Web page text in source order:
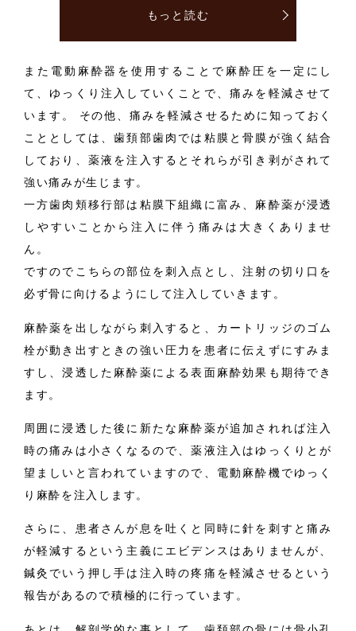
もっと読む
また電動麻酔器を使用することで麻酔圧を一定にし
て、ゆっくり注入していくことで、痛みを軽減させて
います。 その他、痛みを軽減させるために知っておく
こととしては、歯頚部歯肉では粘膜と骨膜が強く結合
しており、薬液を注入するとそれらが引き剥がされて
強い痛みが生じます。
一方歯肉頬移行部は粘膜下組織に富み、麻酔薬が浸透
しやすいことから注入に伴う痛みは大きくありませ
ん。
ですのでこちらの部位を刺入点とし、注射の切り口を
必ず骨に向けるようにして注入していきます。
麻酔薬を出しながら刺入すると、カートリッジのゴム
栓が動き出すときの強い圧力を患者に伝えずにすみま
すし、浸透した麻酔薬による表面麻酔効果も期待でき
ます。
周囲に浸透した後に新たな麻酔薬が追加されれば注入
時の痛みは小さくなるので、薬液注入はゆっくりとが
望ましいと言われていますので、電動麻酔機でゆっく
り麻酔を注入します。
さらに、患者さんが息を吐くと同時に針を刺すと痛み
が軽減するという主義にエビデンスはありませんが、
鍼灸でいう押し手は注入時の疼痛を軽減させるという
報告があるので積極的に行っています。